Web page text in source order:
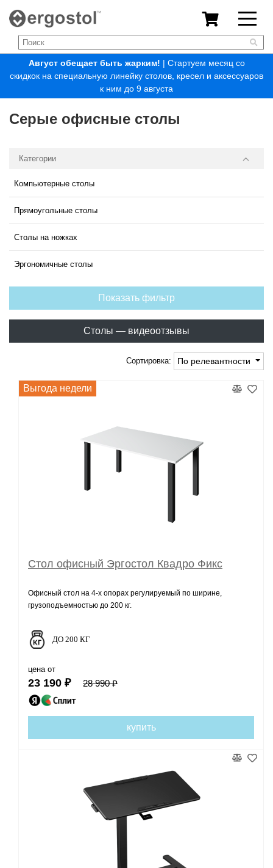
Август обещает быть жарким! | Стартуем месяц со
скидкок на специальную линейку столов, кресел и аксессуаров
к ним до 9 августа
Серые офисные столы
Категории
Компьютерные столы
Прямоугольные столы
Столы на ножках
Эргономичные столы
Показать фильтр
Столы — видеоотзывы
Сортировка: По релевантности
Выгода недели
Стол офисный Эргостол Квадро Фикс
Офисный стол на 4-х опорах регулируемый по ширине,
грузоподъемностью до 200 кг.
ДО 200 КГ
цена от
23 190 ₽ 28 990 ₽
купить